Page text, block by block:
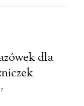
dla